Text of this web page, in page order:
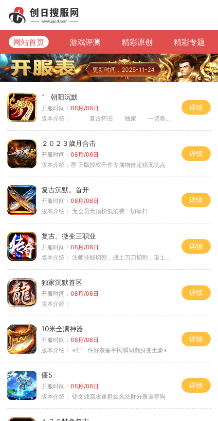
网站首页 游戏评测 精彩原创 精彩专题
更新时间：2025-11-24
“ 朝阳沉默
开服时间： 08月/06日
版本介绍：
复古怀旧 独家 一切靠打
详情
２０２３歲月合击
开服时间： 08月/06日
版本介绍： 荐 正版授权千件专属物价超稳无坑点
详情
复古沉默。首开
开服时间： 08月/06日
版本介绍： 无会员无顶榜低消费一切靠打
详情
复古。微变三职业
开服时间： 08月/06日
版本介绍： 法师技能切割，战士刀刀切割，道士宠物秒怪
详情
独家沉默首区
开服时间： 08月/06日
版本介绍：
详情
10米全满神器
开服时间： 08月/06日
版本介绍： ≤打一件好装备平民瞬间翻身变土豪≥
详情
僵5
开服时间： 08月/06日
版本介绍： 铭文战高攻速群旋风法群分身道群狗
详情